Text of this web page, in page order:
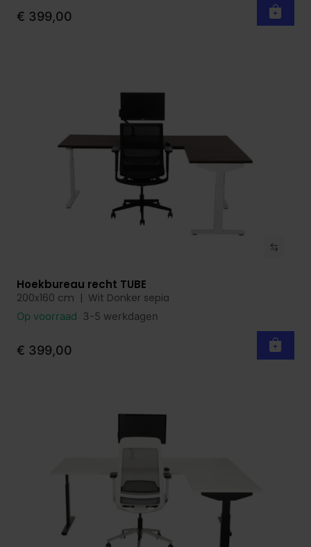
€ 399,00
Bekijk product
Hoekbureau recht TUBE
200x160 cm | Wit Donker sepia
Op voorraad 3-5 werkdagen
€ 399,00